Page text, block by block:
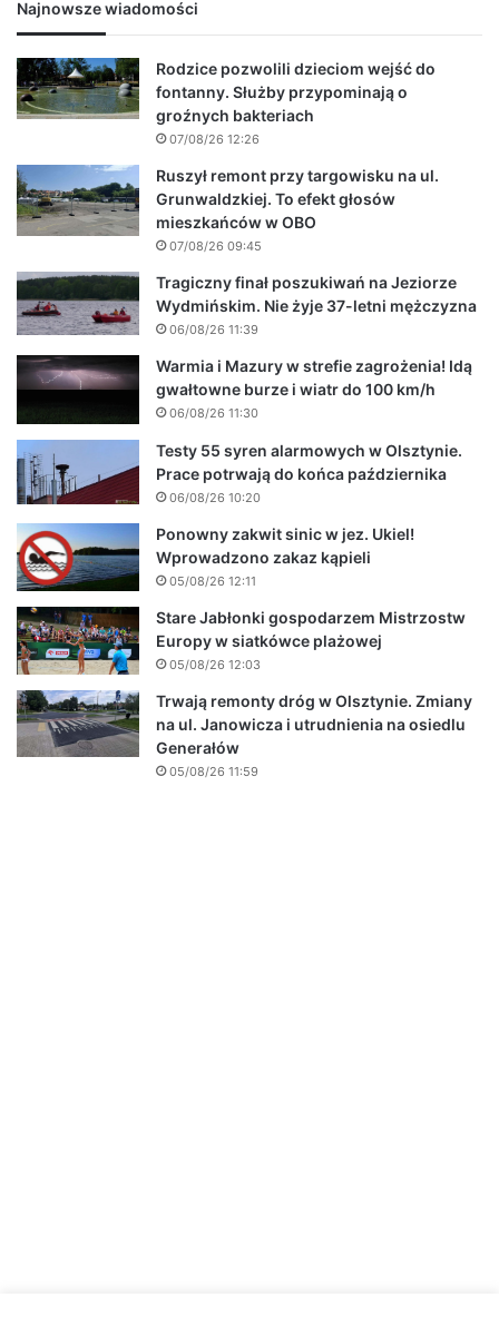
Najnowsze wiadomości
Rodzice pozwolili dzieciom wejść do
fontanny. Służby przypominają o
groźnych bakteriach
07/08/26 12:26
Ruszył remont przy targowisku na ul.
Grunwaldzkiej. To efekt głosów
mieszkańców w OBO
07/08/26 09:45
Tragiczny finał poszukiwań na Jeziorze
Wydmińskim. Nie żyje 37-letni mężczyzna
06/08/26 11:39
Warmia i Mazury w strefie zagrożenia! Idą
gwałtowne burze i wiatr do 100 km/h
06/08/26 11:30
Testy 55 syren alarmowych w Olsztynie.
Prace potrwają do końca października
06/08/26 10:20
Ponowny zakwit sinic w jez. Ukiel!
Wprowadzono zakaz kąpieli
05/08/26 12:11
Stare Jabłonki gospodarzem Mistrzostw
Europy w siatkówce plażowej
05/08/26 12:03
Trwają remonty dróg w Olsztynie. Zmiany
na ul. Janowicza i utrudnienia na osiedlu
Generałów
05/08/26 11:59